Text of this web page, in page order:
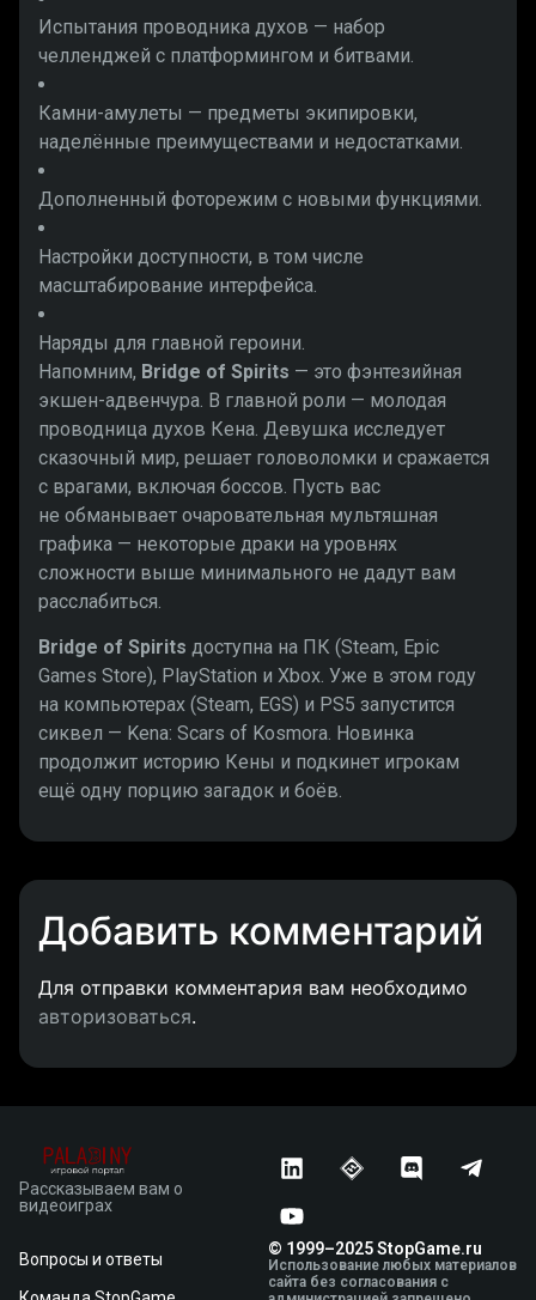
Испытания проводника духов — набор
челленджей с платформингом и битвами.
Камни-амулеты — предметы экипировки,
наделённые преимуществами и недостатками.
Дополненный фоторежим с новыми функциями.
Настройки доступности, в том числе
масштабирование интерфейса.
Наряды для главной героини.
Напомним, Bridge of Spirits — это фэнтезийная
экшен-адвенчура. В главной роли — молодая
проводница духов Кена. Девушка исследует
сказочный мир, решает головоломки и сражается
с врагами, включая боссов. Пусть вас
не обманывает очаровательная мультяшная
графика — некоторые драки на уровнях
сложности выше минимального не дадут вам
расслабиться.
Bridge of Spirits доступна на ПК (Steam, Epic
Games Store), PlayStation и Xbox. Уже в этом году
на компьютерах (Steam, EGS) и PS5 запустится
сиквел — Kena: Scars of Kosmora. Новинка
продолжит историю Кены и подкинет игрокам
ещё одну порцию загадок и боёв.
Добавить комментарий
Для отправки комментария вам необходимо
авторизоваться.
Рассказываем вам о
видеоиграх
Вопросы и ответы
© 1999–2025 StopGame.ru
Использование любых материалов
сайта без согласования с